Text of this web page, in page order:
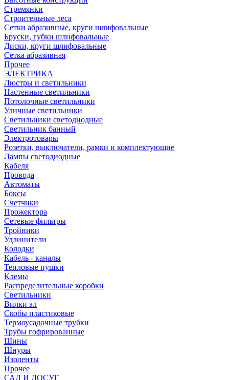
Стремянки
Строительные леса
Сетки абразивные, круги шлифовальные
Бруски, губки шлифовальные
Диски, круги шлифовальные
Сетка абразивная
Прочее
ЭЛЕКТРИКА
Люстры и светильники
Настенные светильники
Потолочные светильники
Уличные светильники
Светильники светодиодные
Светильник банный
Электротовары
Розетки, выключатели, рамки и комплектующие
Лампы светодиодные
Кабеля
Провода
Автоматы
Боксы
Счетчики
Прожектора
Сетевые фильтры
Тройники
Удлинители
Колодки
Кабель - каналы
Тепловые пушки
Клемы
Распределительные коробки
Светильники
Вилки эл
Скобы пластиковые
Термоусадочные трубки
Трубы гофрированные
Шины
Шнуры
Изоленты
Прочее
САД И ДОСУГ